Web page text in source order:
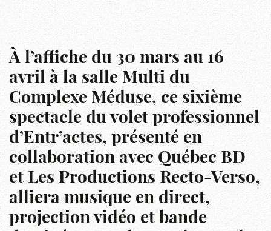
À l’affiche du 30 mars au 16
avril à la salle Multi du
Complexe Méduse, ce sixième
spectacle du volet professionnel
d’Entr’actes, présenté en
collaboration avec Québec BD
et Les Productions Recto-Verso,
alliera musique en direct,
projection vidéo et bande